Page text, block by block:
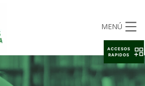
MENÚ
ACCESOS
RAPIDOS